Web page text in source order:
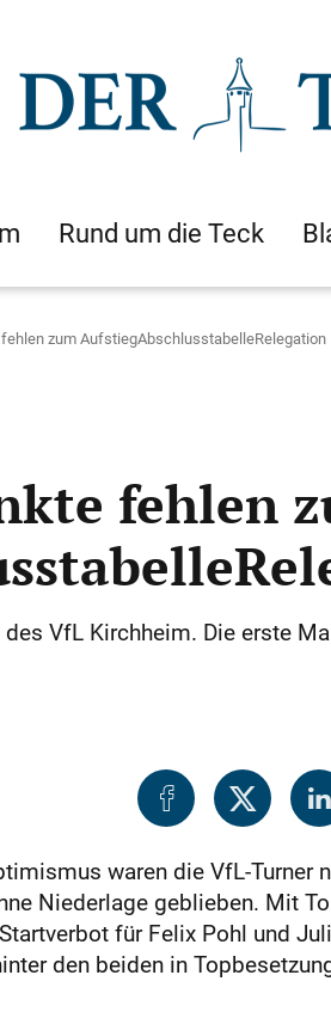
Rund um die Teck
zum AufstiegAbschlusstabelleRelegation
fehlen
VfL Kirchheim. Die erste
waren die VfL-
Niederlage geblieben. Mit
für Felix Pohl und
den beiden in